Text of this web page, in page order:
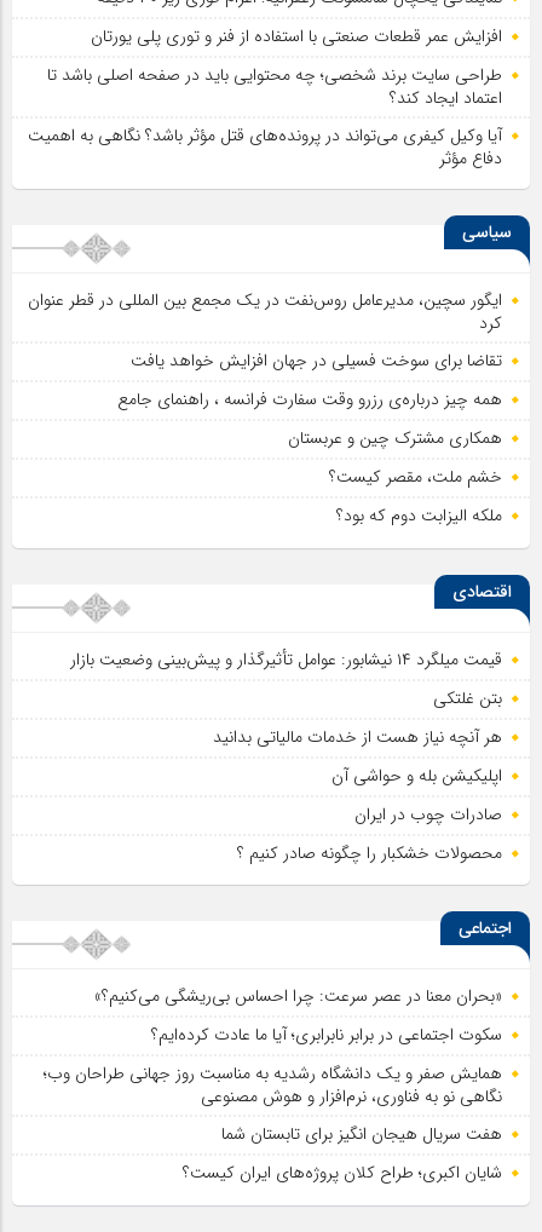
افزایش عمر قطعات صنعتی با استفاده از فنر و توری پلی یورتان
طراحی سایت برند شخصی؛ چه محتوایی باید در صفحه اصلی باشد تا
اعتماد ایجاد کند؟
آیا وکیل کیفری می‌تواند در پرونده‌های قتل مؤثر باشد؟ نگاهی به اهمیت
دفاع مؤثر
سیاسی
ایگور سچین، مدیرعامل روس‌نفت در یک مجمع بین المللی در قطر عنوان
کرد
تقاضا برای سوخت فسیلی در جهان افزایش خواهد یافت
همه چیز درباره‌ی رزرو وقت سفارت فرانسه ، راهنمای جامع
همکاری مشترک چین و عربستان
خشم ملت، مقصر کیست؟
ملکه الیزابت دوم که بود؟
اقتصادی
قیمت میلگرد ۱۴ نیشابور: عوامل تأثیرگذار و پیش‌بینی وضعیت بازار
بتن غلتکی
هر آنچه نیاز هست از خدمات مالیاتی بدانید
اپلیکیشن بله و حواشی آن
صادرات چوب در ایران
محصولات خشکبار را چگونه صادر کنیم ؟
اجتماعی
«بحران معنا در عصر سرعت: چرا احساس بی‌ریشگی می‌کنیم؟»
سکوت اجتماعی در برابر نابرابری؛ آیا ما عادت کرده‌ایم؟
همایش صفر و یک دانشگاه رشدیه به مناسبت روز جهانی طراحان وب؛
نگاهی نو به فناوری، نرم‌افزار و هوش مصنوعی
هفت سریال هیجان انگیز برای تابستان شما
شایان اکبری؛ طراح کلان پروژه‌های ایران کیست؟